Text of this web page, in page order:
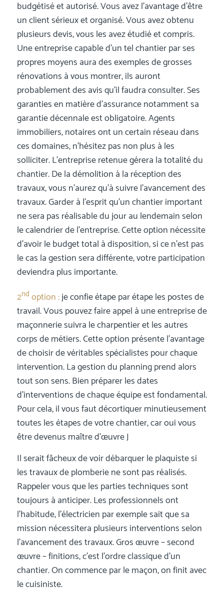
budgétisé et autorisé. Vous avez l’avantage d’être
un client sérieux et organisé. Vous avez obtenu
plusieurs devis, vous les avez étudié et compris.
Une entreprise capable d’un tel chantier par ses
propres moyens aura des exemples de grosses
rénovations à vous montrer, ils auront
probablement des avis qu’il faudra consulter. Ses
garanties en matière d’assurance notamment sa
garantie décennale est obligatoire. Agents
immobiliers, notaires ont un certain réseau dans
ces domaines, n’hésitez pas non plus à les
solliciter. L’entreprise retenue gérera la totalité du
chantier. De la démolition à la réception des
travaux, vous n’aurez qu’à suivre l’avancement des
travaux. Garder à l’esprit qu’un chantier important
ne sera pas réalisable du jour au lendemain selon
le calendrier de l’entreprise. Cette option nécessite
d’avoir le budget total à disposition, si ce n’est pas
le cas la gestion sera différente, votre participation
deviendra plus importante.
2nd option :je confie étape par étape les postes de
travail. Vous pouvez faire appel à une entreprise de
maçonnerie suivra le charpentier et les autres
corps de métiers. Cette option présente l’avantage
de choisir de véritables spécialistes pour chaque
intervention. La gestion du planning prend alors
tout son sens. Bien préparer les dates
d’interventions de chaque équipe est fondamental.
Pour cela, il vous faut décortiquer minutieusement
toutes les étapes de votre chantier, car oui vous
être devenus maître d’œuvre J
Il serait fâcheux de voir débarquer le plaquiste si
les travaux de plomberie ne sont pas réalisés.
Rappeler vous que les parties techniques sont
toujours à anticiper. Les professionnels ont
l’habitude, l’électricien par exemple sait que sa
mission nécessitera plusieurs interventions selon
l’avancement des travaux. Gros œuvre – second
œuvre – finitions, c’est l’ordre classique d’un
chantier. On commence par le maçon, on finit avec
le cuisiniste.